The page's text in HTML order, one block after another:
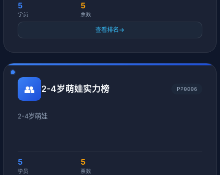
5
学员
5
票数
查看排名→
👥 2-4岁萌娃实力榜 PP0006
2-4岁萌娃
5
学员
5
票数